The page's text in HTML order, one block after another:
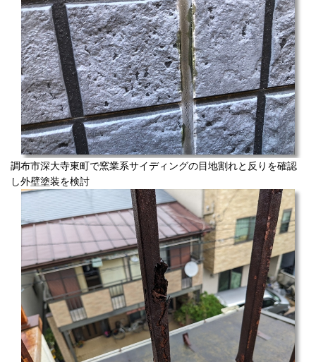
調布市深大寺東町で窯業系サイディングの目地割れと反りを確認
し外壁塗装を検討